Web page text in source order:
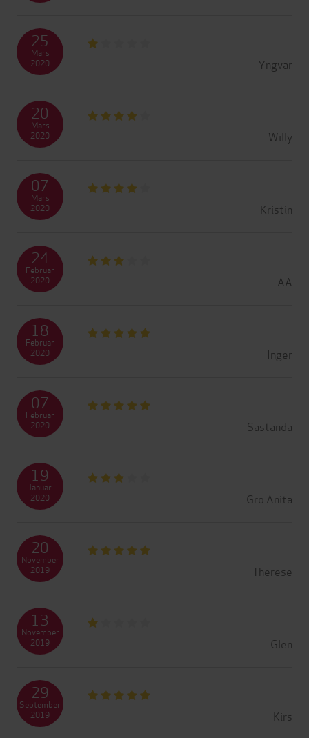
Yngvar
25
Mars
2020
Willy
20
Mars
2020
Kristin
07
Mars
2020
AA
24
Februar
2020
Inger
18
Februar
2020
Sastanda
07
Februar
2020
Gro Anita
19
Januar
2020
Therese
20
November
2019
Glen
13
November
2019
Kirs
29
September
2019